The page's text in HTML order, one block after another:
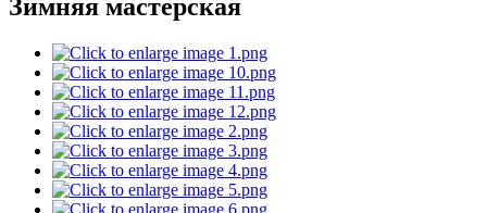
Зимняя мастерская